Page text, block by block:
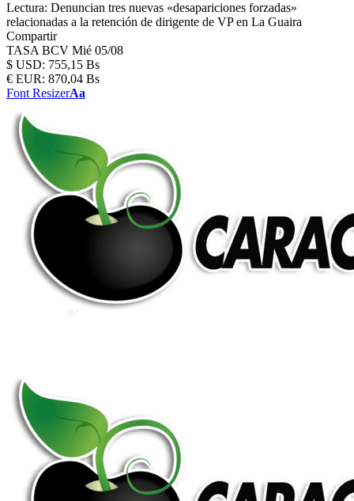
Lectura: Denuncian tres nuevas «desapariciones forzadas»
relacionadas a la retención de dirigente de VP en La Guaira
Compartir
TASA BCV Mié 05/08
$ USD: 755,15 Bs
€ EUR: 870,04 Bs
Font ResizerAa